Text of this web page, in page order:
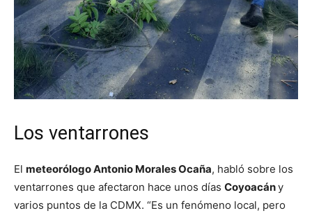
Los ventarrones
El meteorólogo Antonio Morales Ocaña, habló sobre los
ventarrones que afectaron hace unos días Coyoacány
varios puntos de la CDMX. “Es un fenómeno local, pero